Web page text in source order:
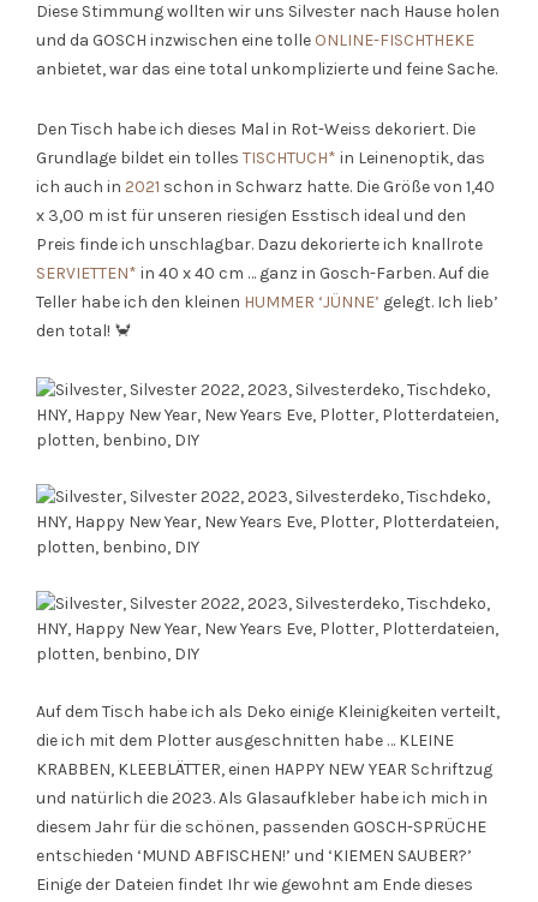
Diese Stimmung wollten wir uns Silvester nach Hause holen
und da GOSCH inzwischen eine tolle ONLINE-FISCHTHEKE
anbietet, war das eine total unkomplizierte und feine Sache.
Den Tisch habe ich dieses Mal in Rot-Weiss dekoriert. Die
Grundlage bildet ein tolles TISCHTUCH* in Leinenoptik, das
ich auch in 2021 schon in Schwarz hatte. Die Größe von 1,40
x 3,00 m ist für unseren riesigen Esstisch ideal und den
Preis finde ich unschlagbar. Dazu dekorierte ich knallrote
SERVIETTEN* in 40 x 40 cm … ganz in Gosch-Farben. Auf die
Teller habe ich den kleinen HUMMER ‘JÜNNE’ gelegt. Ich lieb’
den total! 🦀
Auf dem Tisch habe ich als Deko einige Kleinigkeiten verteilt,
die ich mit dem Plotter ausgeschnitten habe … KLEINE
KRABBEN, KLEEBLÄTTER, einen HAPPY NEW YEAR Schriftzug
und natürlich die 2023. Als Glasaufkleber habe ich mich in
diesem Jahr für die schönen, passenden GOSCH-SPRÜCHE
entschieden ‘MUND ABFISCHEN!’ und ‘KIEMEN SAUBER?’
Einige der Dateien findet Ihr wie gewohnt am Ende dieses